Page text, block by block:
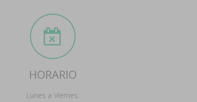
HORARIO
Lunes a Viernes: